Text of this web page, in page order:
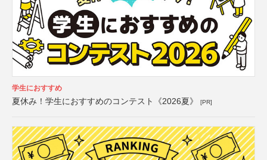
学生におすすめ
夏休み！学生におすすめのコンテスト《2026夏》 [PR]